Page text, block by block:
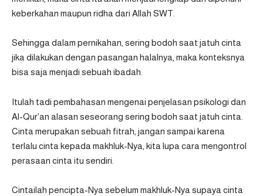
keberkahan maupun ridha dari Allah SWT.
Sehingga dalam pernikahan, sering bodoh saat jatuh cinta
jika dilakukan dengan pasangan halalnya, maka konteksnya
bisa saja menjadi sebuah ibadah.
Itulah tadi pembahasan mengenai penjelasan psikologi dan
Al-Qur’an alasan seseorang sering bodoh saat jatuh cinta.
Cinta merupakan sebuah fitrah, jangan sampai karena
terlalu cinta kepada makhluk-Nya, kita lupa cara mengontrol
perasaan cinta itu sendiri.
Cintailah pencipta-Nya sebelum makhluk-Nya supaya cinta